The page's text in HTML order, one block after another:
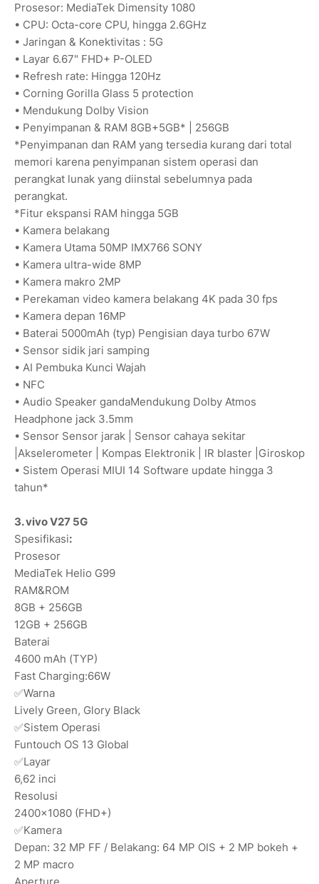
Prosesor: MediaTek Dimensity 1080
• CPU: Octa-core CPU, hingga 2.6GHz
• Jaringan & Konektivitas : 5G
• Layar 6.67" FHD+ P-OLED
• Refresh rate: Hingga 120Hz
• Corning Gorilla Glass 5 protection
• Mendukung Dolby Vision
• Penyimpanan & RAM 8GB+5GB* | 256GB
*Penyimpanan dan RAM yang tersedia kurang dari total
memori karena penyimpanan sistem operasi dan
perangkat lunak yang diinstal sebelumnya pada
perangkat.
*Fitur ekspansi RAM hingga 5GB
• Kamera belakang
• Kamera Utama 50MP IMX766 SONY
• Kamera ultra-wide 8MP
• Kamera makro 2MP
• Perekaman video kamera belakang 4K pada 30 fps
• Kamera depan 16MP
• Baterai 5000mAh (typ) Pengisian daya turbo 67W
• Sensor sidik jari samping
• AI Pembuka Kunci Wajah
• NFC
• Audio Speaker gandaMendukung Dolby Atmos
Headphone jack 3.5mm
• Sensor Sensor jarak | Sensor cahaya sekitar
|Akselerometer | Kompas Elektronik | IR blaster |Giroskop
• Sistem Operasi MIUI 14 Software update hingga 3
tahun*
3. vivo V27 5G
Spesifikasi:
Prosesor
MediaTek Helio G99
RAM&ROM
8GB + 256GB
12GB + 256GB
Baterai
4600 mAh (TYP)
Fast Charging:66W
✅Warna
Lively Green, Glory Black
✅Sistem Operasi
Funtouch OS 13 Global
✅Layar
6,62 inci
Resolusi
2400×1080 (FHD+)
✅Kamera
Depan: 32 MP FF / Belakang: 64 MP OIS + 2 MP bokeh +
2 MP macro